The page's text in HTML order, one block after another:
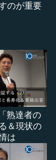
のが重要
熟達者の
＆現状の
は